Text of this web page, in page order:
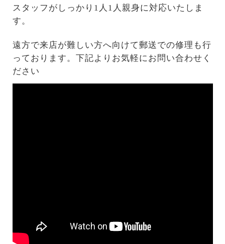
スタッフがしっかり1人1人親身に対応いたしま
す。
遠方で来店が難しい方へ向けて郵送での修理も行
っております。下記よりお気軽にお問い合わせく
ださい